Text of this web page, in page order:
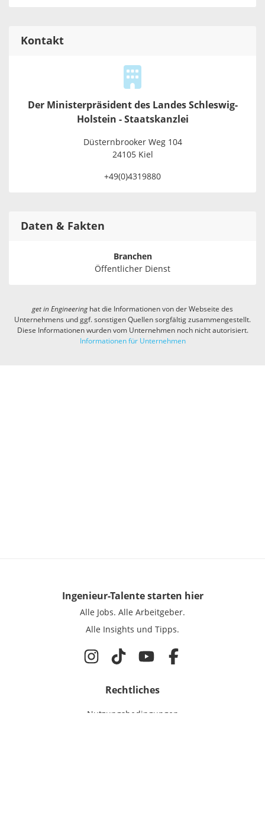
Kontakt
Der Ministerpräsident des Landes Schleswig-
Holstein - Staatskanzlei
Düsternbrooker Weg 104
24105 Kiel
+49(0)4319880
Daten & Fakten
Branchen
Öffentlicher Dienst
get in Engineeringhat die Informationen von der Webseite des
Unternehmens und ggf. sonstigen Quellen sorgfältig zusammengestellt.
Diese Informationen wurden vom Unternehmen noch nicht autorisiert.
Informationen für Unternehmen
Ingenieur-Talentestarten hier
Alle Jobs. Alle Arbeitgeber.
Alle Insights und Tipps.
Rechtliches
Nutzungsbedingungen